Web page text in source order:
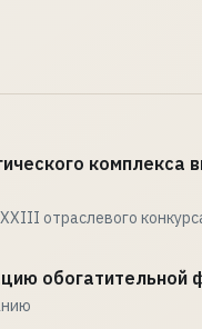
комплекса
отраслевого
обогатительной